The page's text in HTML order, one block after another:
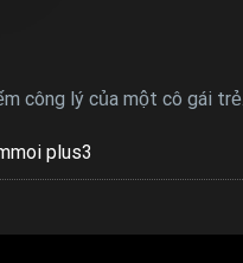
công lý của một cô gái trẻ.
plus3